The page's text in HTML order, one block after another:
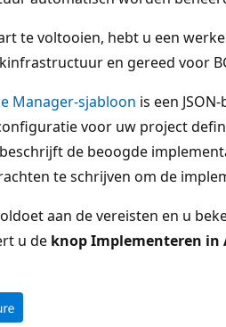
te voltooien, hebt u een
en gereed voor
Manager-sjabloon is een
voor uw project
de beoogde
te schrijven om de
aan de vereisten en u
u de knop Implementeren in